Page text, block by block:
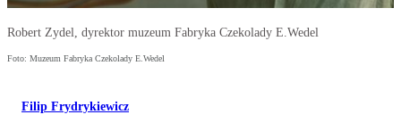
Robert Zydel, dyrektor muzeum Fabryka Czekolady E.Wedel
Foto: Muzeum Fabryka Czekolady E.Wedel
Filip Frydrykiewicz